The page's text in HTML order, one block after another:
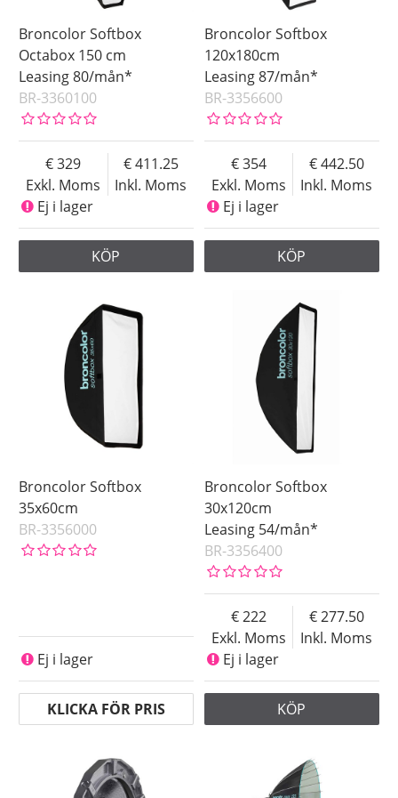
Broncolor Softbox
Octabox 150 cm
Leasing 80/mån*
BR-3360100
Exkl. Moms
329
Inkl. Moms
411.25
Ej i lager
KÖP
Broncolor Softbox
120x180cm
Leasing 87/mån*
BR-3356600
Exkl. Moms
354
Inkl. Moms
442.50
Ej i lager
KÖP
Broncolor Softbox
35x60cm
BR-3356000
Ej i lager
KLICKA FÖR PRIS
Broncolor Softbox
30x120cm
Leasing 54/mån*
BR-3356400
Exkl. Moms
222
Inkl. Moms
277.50
Ej i lager
KÖP